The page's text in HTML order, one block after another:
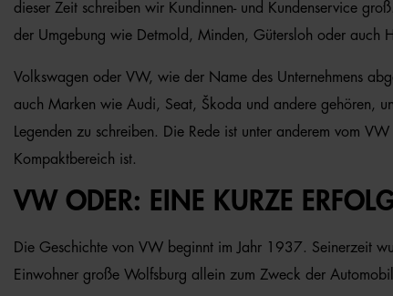
dieser Zeit schreiben wir Kundinnen- und Kundenservice
der Umgebung wie Detmold, Minden, Gütersloh oder auch
Volkswagen oder VW, wie der Name des Unternehmens
auch Marken wie Audi, Seat, Škoda und andere gehören,
Legenden zu schreiben. Die Rede ist unter anderem vom
Kompaktbereich ist.
VW ODER: EINE KURZE
Die Geschichte von VW beginnt im Jahr 1937. Seinerzeit
Einwohner große Wolfsburg allein zum Zweck der